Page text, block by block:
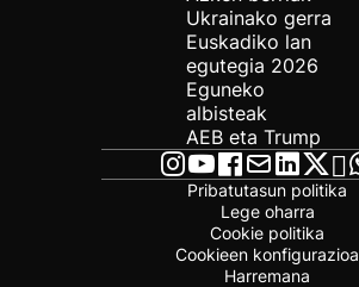
Ukrainako gerra
Euskadiko lan
egutegia 2026
Eguneko
albisteak
AEB eta Trump
Pribatutasun politika
Lege oharra
Cookie politika
Cookieen konfigurazioa
Harremana